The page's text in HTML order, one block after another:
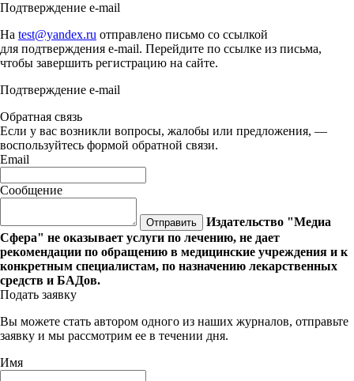
Подтверждение e-mail
На test@yandex.ru отправлено письмо со ссылкой
для подтверждения e-mail. Перейдите по ссылке из письма,
чтобы завершить регистрацию на сайте.
Подтверждение e-mail
Обратная связь
Если у вас возникли вопросы, жалобы или предложения, —
воспользуйтесь формой обратной связи.
Email
Сообщение
Отправить
Издательство "Медиа
Сфера" не оказывает услуги по лечению, не дает
рекомендации по обращению в медицинские учреждения и к
конкретным специалистам, по назначению лекарственных
средств и БАДов.
Подать заявку
Вы можете стать автором одного из наших журналов, отправьте
заявку и мы рассмотрим ее в течении дня.
Имя